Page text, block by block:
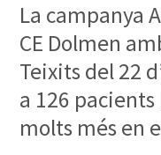
La campanya
CE Dolmen
Teixits del 22
a 126
molts més en